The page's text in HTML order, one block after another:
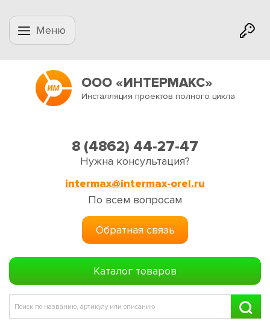
Меню
ООО «ИНТЕРМАКС»
Инсталляция проектов полного цикла
8 (4862) 44-27-47
Нужна консультация?
intermax@intermax-orel.ru
По всем вопросам
Обратная связь
Каталог товаров